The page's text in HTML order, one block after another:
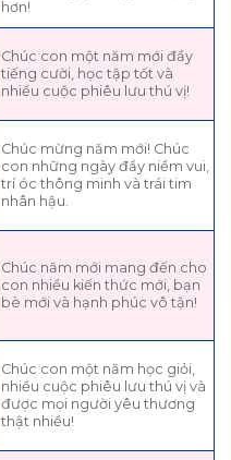
hơn!
Chúc con một năm mới đầy
tiếng cười, học tập tốt và
nhiều cuộc phiêu lưu thú vị!
Chúc mừng năm mới! Chúc
con những ngày đầy niềm vui,
trí óc thông minh và trái tim
nhân hậu.
Chúc năm mới mang đến cho
con nhiều kiến thức mới, bạn
bè mới và hạnh phúc vô tận!
Chúc con một năm học giỏi,
nhiều cuộc phiêu lưu thú vị và
được mọi người yêu thương
thật nhiều!